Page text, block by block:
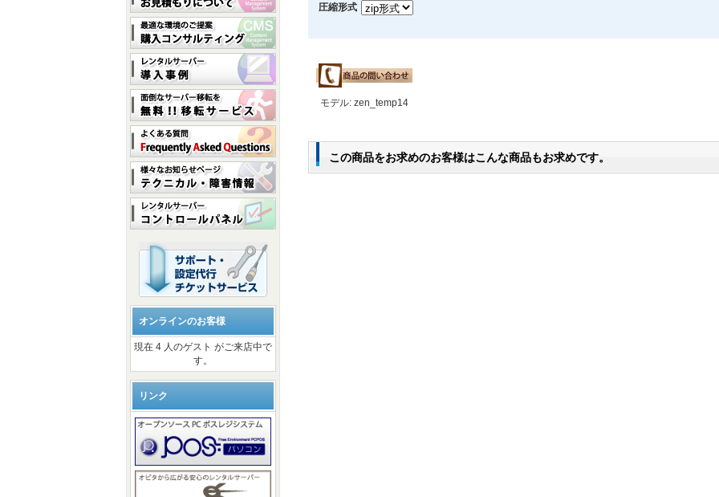
オンラインのお客様
現在 4 人のゲスト がご来店中で
す。
リンク
圧縮形式
モデル: zen_temp14
この商品をお求めのお客様はこんな商品もお求めです。